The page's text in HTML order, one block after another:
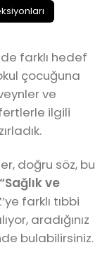
farklı hedef
çocuğuna
ve
ilgili
doğru söz, bu
“Sağlık ve
farklı tıbbi
aradığınız
bulabilirsiniz.